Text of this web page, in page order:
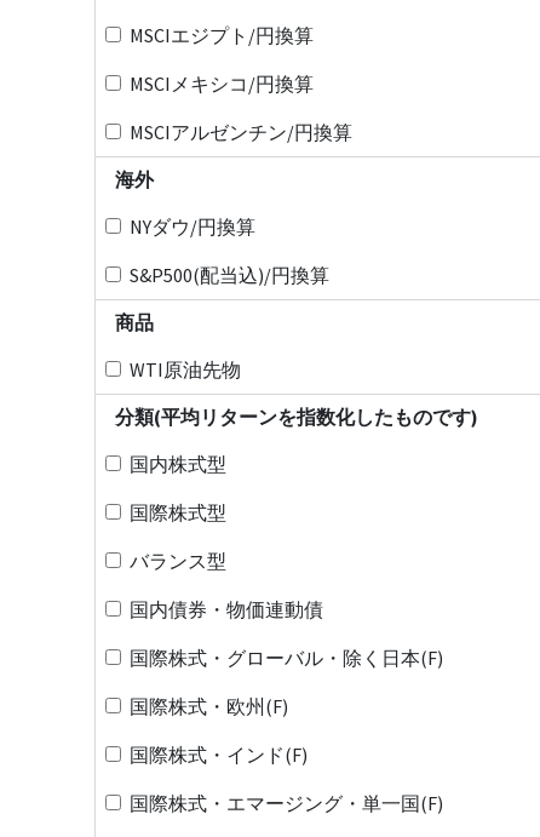
MSCIエジプト/円換算
MSCIメキシコ/円換算
MSCIアルゼンチン/円換算
海外
NYダウ/円換算
S&P500(配当込)/円換算
商品
WTI原油先物
分類(平均リターンを指数化したものです)
国内株式型
国際株式型
バランス型
国内債券・物価連動債
国際株式・グローバル・除く日本(F)
国際株式・欧州(F)
国際株式・インド(F)
国際株式・エマージング・単一国(F)